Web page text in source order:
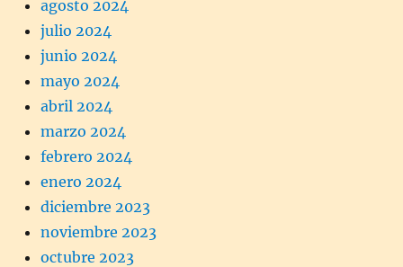
agosto 2024
julio 2024
junio 2024
mayo 2024
abril 2024
marzo 2024
febrero 2024
enero 2024
diciembre 2023
noviembre 2023
octubre 2023